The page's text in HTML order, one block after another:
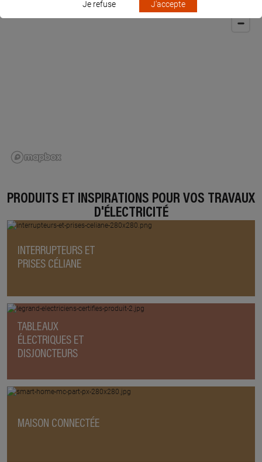
PRODUITS ET INSPIRATIONS POUR VOS TRAVAUX
D'ÉLECTRICITÉ
INTERRUPTEURS ET
PRISES CÉLIANE
TABLEAUX
ÉLECTRIQUES ET
DISJONCTEURS
MAISON CONNECTÉE
Je refuse J'accepte